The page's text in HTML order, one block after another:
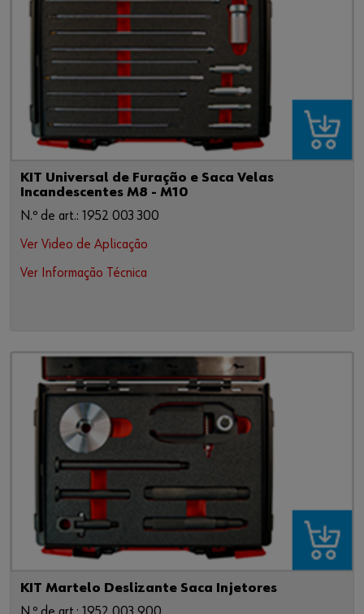
KIT Universal de Furação e Saca Velas
Incandescentes M8 - M10
N.º de art.: 1952 003 300
Ver Video de Aplicação
Ver Informação Técnica
KIT Martelo Deslizante Saca Injetores